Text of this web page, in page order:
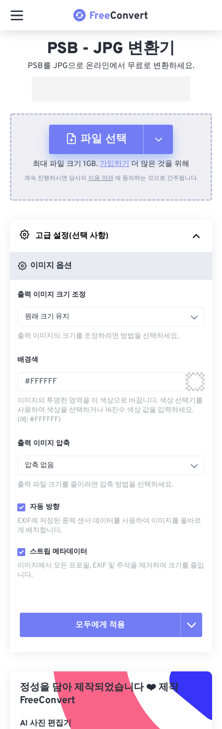
PSB - JPG 변환기
PSB를 JPG으로 온라인에서 무료로 변환하세요.
파일 선택
장치에서
Google 드라이브에서
최대 파일 크기 1GB. 가입하기 더 많은 것을 위해
계속 진행하시면 당사의 이용 약관에 동의하는 것으로 간주됩니다.
고급 설정(선택 사항)
이미지 옵션
출력 이미지 크기 조정
원래 크기 유지
출력 이미지의 크기를 조정하려면 방법을 선택하세요.
배경색
이미지의 투명한 영역을 이 색상으로 바꿉니다. 색상 선택기를
사용하여 색상을 선택하거나 16진수 색상 값을 입력하세요.
(예: #FFFFFF)
출력 이미지 압축
압축 없음
출력 파일 크기를 줄이려면 압축 방법을 선택하세요.
자동 방향
EXIF에 저장된 중력 센서 데이터를 사용하여 이미지를 올바르
게 배치합니다.
스트립 메타데이터
이미지에서 모든 프로필, EXIF ​​및 주석을 제거하여 크기를 줄입
니다.
모두에게 적용
사전 설정에서 적용
사전 설정으로 저장
정성을 담아 제작되었습니다❤️제작
FreeConvert
AI 사진 편집기